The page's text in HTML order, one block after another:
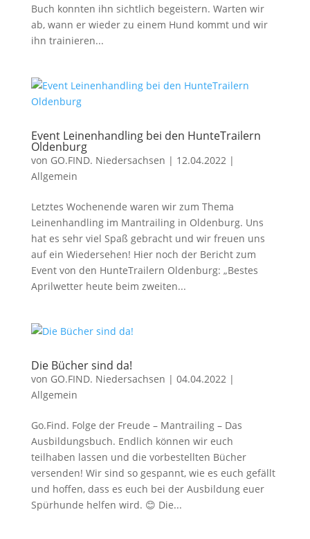
Buch konnten ihn sichtlich begeistern. Warten wir
ab, wann er wieder zu einem Hund kommt und wir
ihn trainieren...
Event Leinenhandling bei den HunteTrailern
Oldenburg
von GO.FIND. Niedersachsen | 12.04.2022|
Allgemein
Letztes Wochenende waren wir zum Thema
Leinenhandling im Mantrailing in Oldenburg. Uns
hat es sehr viel Spaß gebracht und wir freuen uns
auf ein Wiedersehen! Hier noch der Bericht zum
Event von den HunteTrailern Oldenburg: „Bestes
Aprilwetter heute beim zweiten...
Die Bücher sind da!
von GO.FIND. Niedersachsen | 04.04.2022|
Allgemein
Go.Find. Folge der Freude – Mantrailing – Das
Ausbildungsbuch. Endlich können wir euch
teilhaben lassen und die vorbestellten Bücher
versenden! Wir sind so gespannt, wie es euch gefällt
und hoffen, dass es euch bei der Ausbildung euer
Spürhunde helfen wird. 😊 Die...